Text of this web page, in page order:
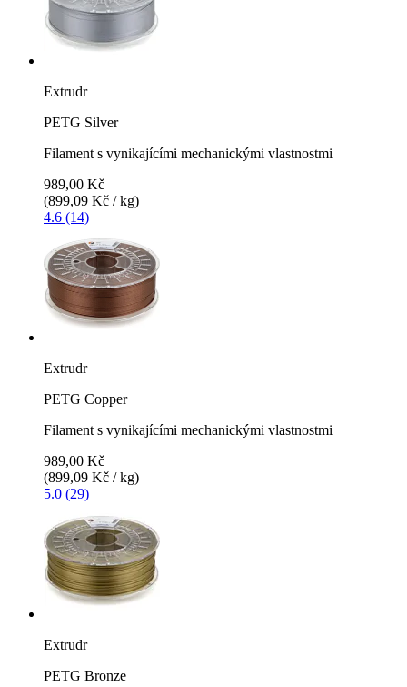
Extrudr
PETG Silver
Filament s vynikajícími mechanickými vlastnostmi
989,00 Kč
(899,09 Kč / kg)
4.6 (14)
Extrudr
PETG Copper
Filament s vynikajícími mechanickými vlastnostmi
989,00 Kč
(899,09 Kč / kg)
5.0 (29)
Extrudr
PETG Bronze